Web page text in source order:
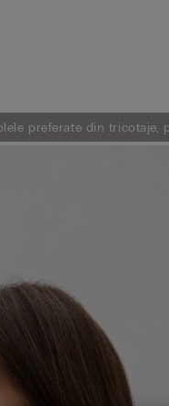
preferate din